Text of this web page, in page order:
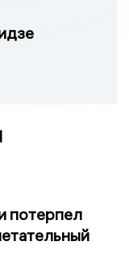
потерпел